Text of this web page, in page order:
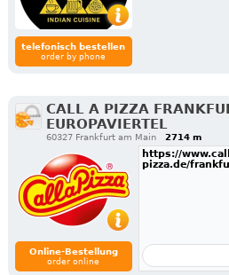
telefonisch bestellen
order by phone
CALL A PIZZA
EUROPAVIERTEL
60327 Frankfurt am Main 2714 m
Online-Bestellung
order online
https://
pizza.de/